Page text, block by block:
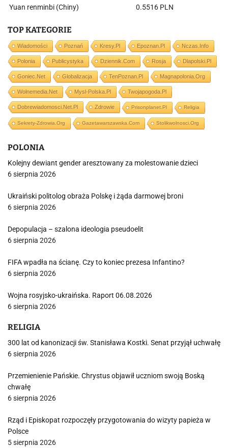
Yuan renminbi (Chiny)
0.5516 PLN
TOP KATEGORIE
Wiadomości Poznań Kresy.pl Epoznan.pl Nczas.info
Polonia Publicystyka Dziennik.com Rosja Dlapolski.pl
Goniec.net Globalizacja TenPoznan.pl Magnapolonia.org
Wolnemedia.net Mysl-Polska.pl Twojapogoda.pl
Dobrewiadomosci.net.pl Zdrowie Prisonplanet.pl Religia
Sekrety-Zdrowia.org Gazetawarszawska.com Stolikwolnosci.org
POLONIA
Kolejny dewiant gender aresztowany za molestowanie dzieci
6 sierpnia 2026
Ukraiński politolog obraża Polskę i żąda darmowej broni
6 sierpnia 2026
Depopulacja – szalona ideologia pseudoelit
6 sierpnia 2026
FIFA wpadła na ścianę. Czy to koniec prezesa Infantino?
6 sierpnia 2026
Wojna rosyjsko-ukraińska. Raport 06.08.2026
6 sierpnia 2026
RELIGIA
300 lat od kanonizacji św. Stanisława Kostki. Senat przyjął uchwałę
6 sierpnia 2026
Przemienienie Pańskie. Chrystus objawił uczniom swoją Boską
chwałę
6 sierpnia 2026
Rząd i Episkopat rozpoczęły przygotowania do wizyty papieża w
Polsce
5 sierpnia 2026